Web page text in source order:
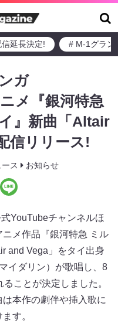
延長決定! # M-1グラン
ガ
メ『銀河特急
』新曲「Altair
信リリース!
ス お知らせ
YouTubeチャンネルほ
メ作品『銀河特急 ミル
and Vega」をタイ出身
イダリン）が歌唱し、8
ことが決定しました。
本作の劇伴や挿入歌に
す。